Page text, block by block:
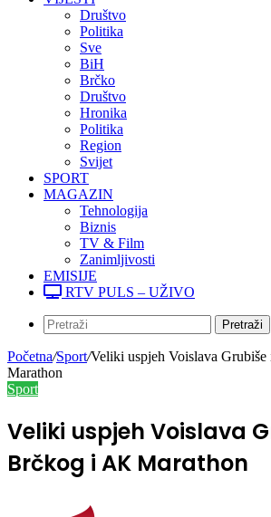
Društvo
Politika
Sve
BiH
Brčko
Društvo
Hronika
Politika
Region
Svijet
SPORT
MAGAZIN
Tehnologija
Biznis
TV & Film
Zanimljivosti
EMISIJE
RTV PULS – UŽIVO
Pretraži
Početna/Sport/Veliki uspjeh Voislava
Marathon
Sport
Veliki uspjeh Voislava
Brčkog i AK Marathon